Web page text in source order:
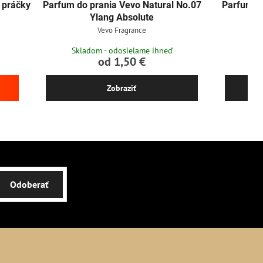
Parfum do prania Vevo Natural No.07
Ylang Absolute
Vevo Fragrance
Skladom - odosielame ihneď
od 1,50 €
Zobraziť
Parfum
Odoberať